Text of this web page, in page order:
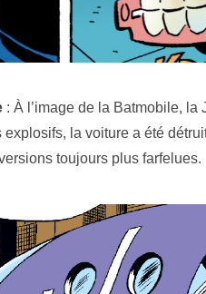
: À l’image de la Batmobile,
explosifs, la voiture a été
toujours plus farfelues.